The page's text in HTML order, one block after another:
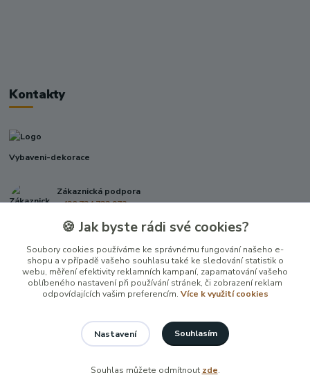
Kontakty
Vybaveni-dekorace
Zákaznická podpora
+420 724 722 973
info@vybaveni-dekorace.cz
Vytvořeno na Eshop-rychle.cz
🍪 Jak byste rádi své cookies?
Soubory cookies používáme ke správnému fungování našeho e-
shopu a v případě vašeho souhlasu také ke sledování statistik o
webu, měření efektivity reklamních kampaní, zapamatování vašeho
oblíbeného nastavení při používání stránek, či zobrazení reklam
odpovídajících vašim preferencím. Více k využití cookies
Nastavení Souhlasím
Souhlas můžete odmítnout zde.
24. června